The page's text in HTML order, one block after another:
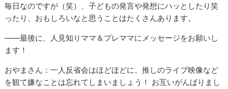
毎日なのですが（笑）、子どもの発言や発想にハッとしたり笑
ったり、おもしろいなと思うことはたくさんあります。
――最後に、人見知りママ＆プレママにメッセージをお願いし
ます！
おやまさん：一人反省会はほどほどに、推しのライブ映像など
を観て嫌なことは忘れてしまいましょう！ お互いがんばりまし